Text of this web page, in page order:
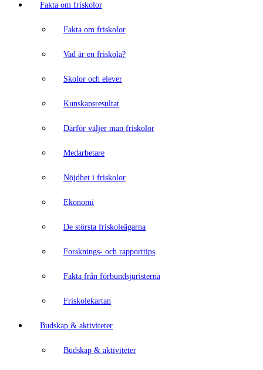
Fakta om friskolor
Fakta om friskolor
Vad är en friskola?
Skolor och elever
Kunskapsresultat
Därför väljer man friskolor
Medarbetare
Nöjdhet i friskolor
Ekonomi
De största friskoleägarna
Forsknings- och rapporttips
Fakta från förbundsjuristerna
Friskolekartan
Budskap & aktiviteter
Budskap & aktiviteter